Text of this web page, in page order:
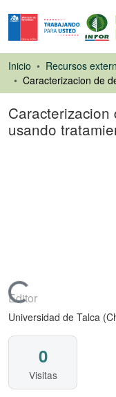
Inicio Recursos
usando
Cargando...
Editor
Universidad de Talca
0
Visitas